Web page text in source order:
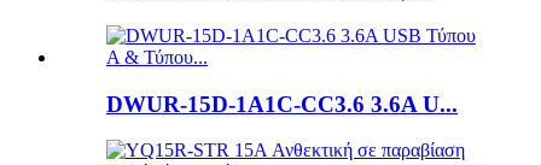
DWUR-15D-1A1C-CC3.6 3.6A U...